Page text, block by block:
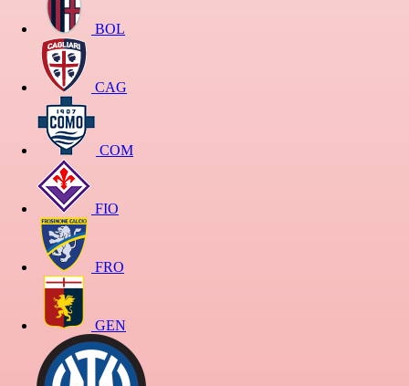
BOL
CAG
COM
FIO
FRO
GEN